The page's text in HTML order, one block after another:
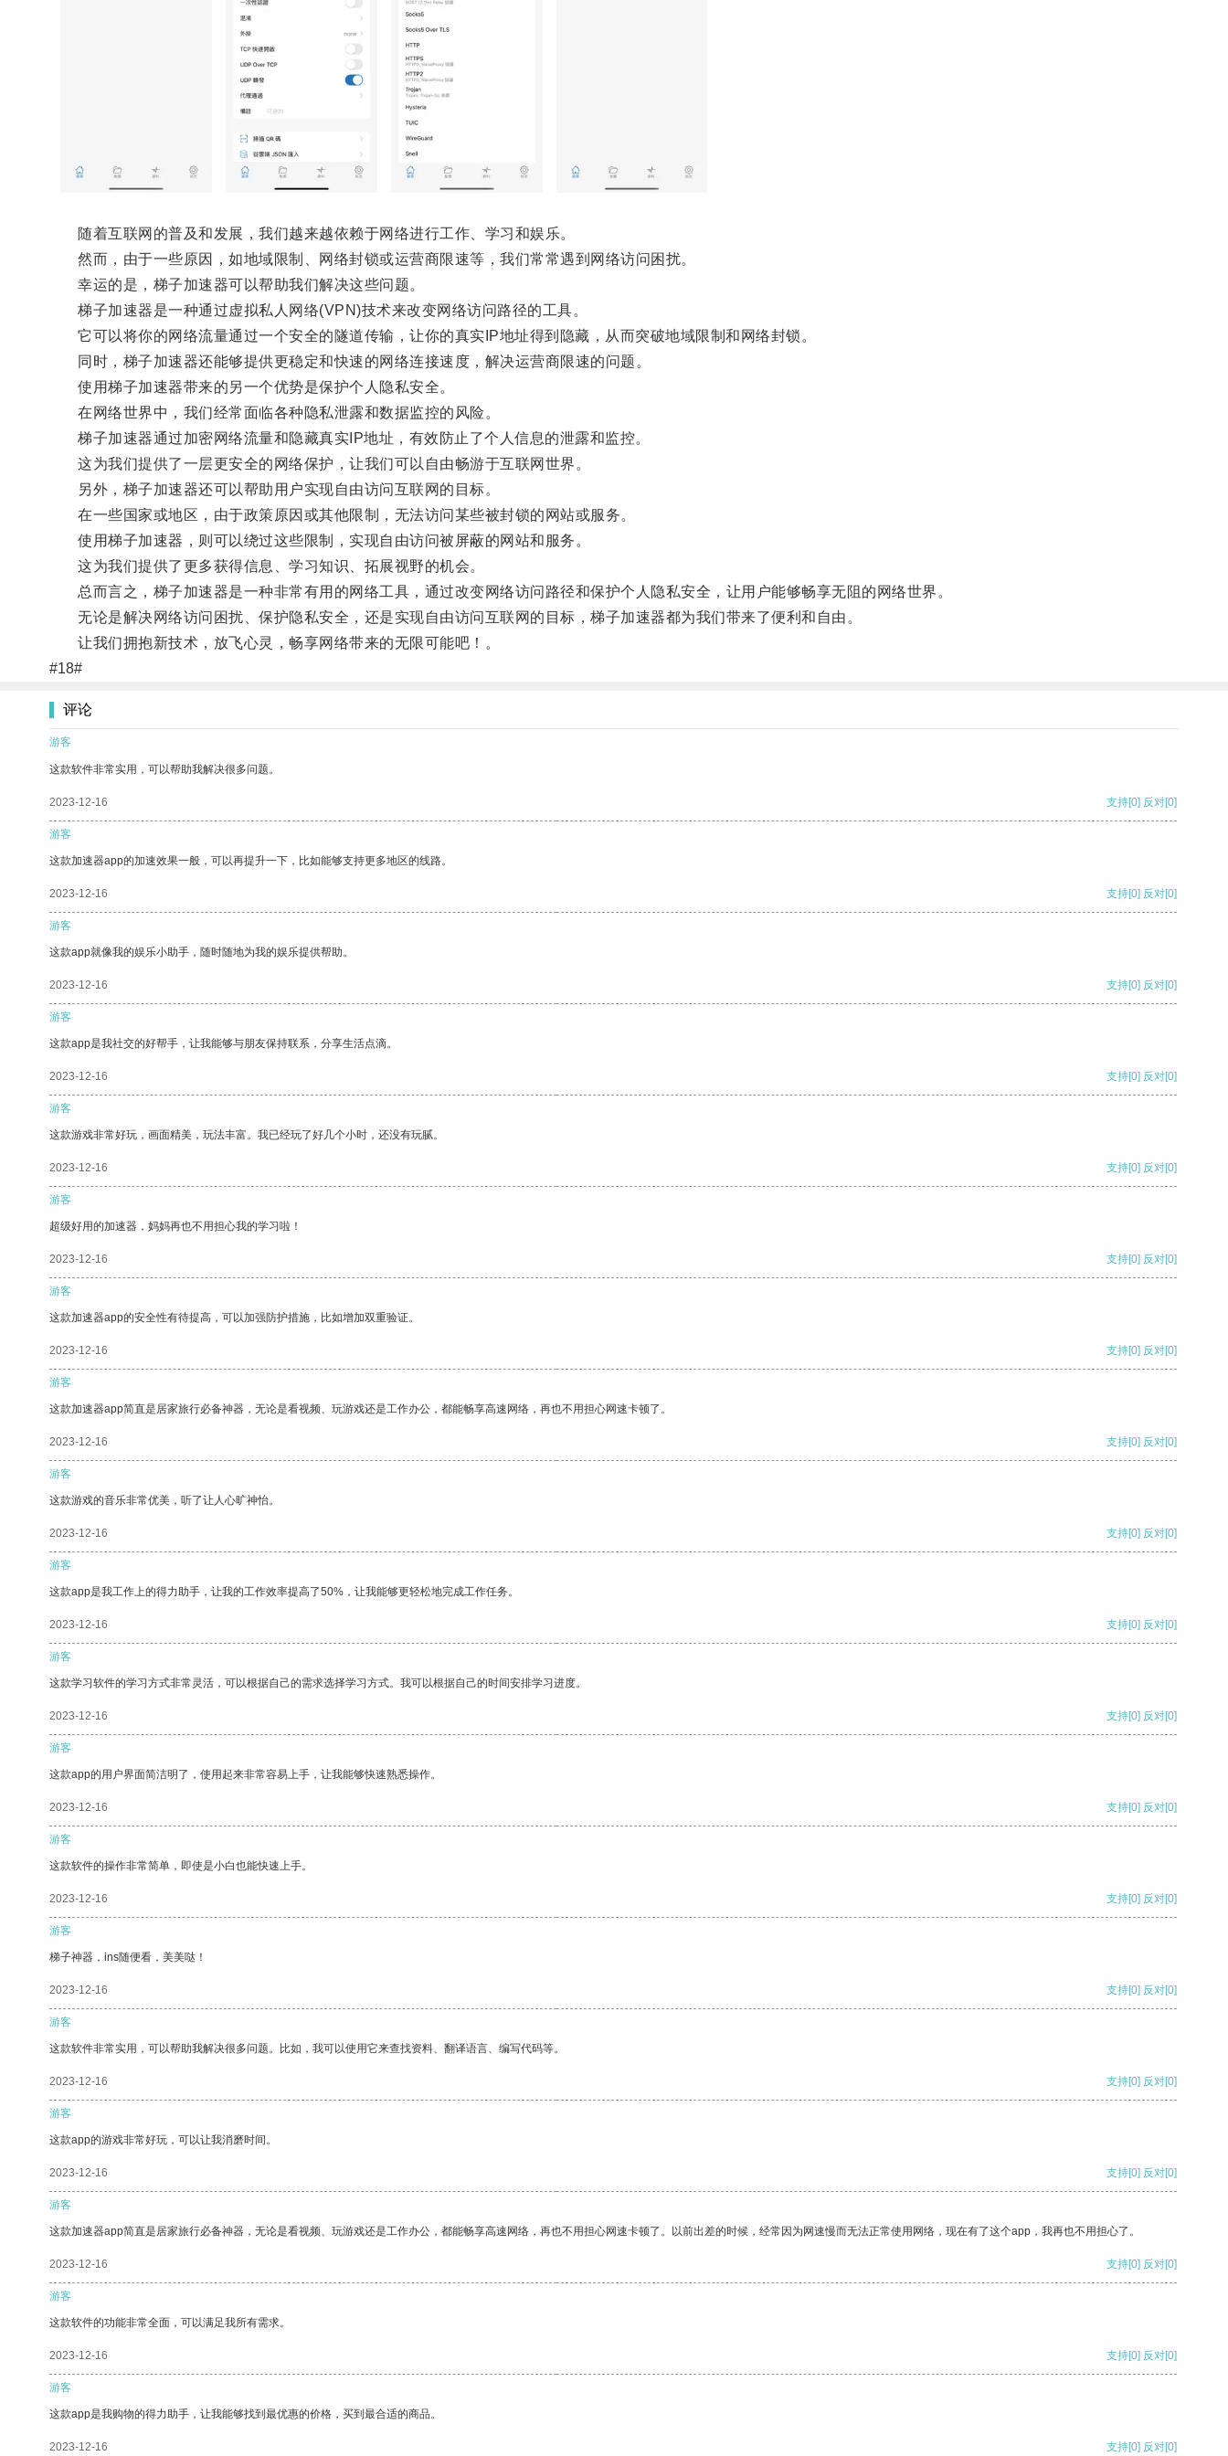
随着互联网的普及和发展，我们越来越依赖于网络进行工作、学习和娱乐。
然而，由于一些原因，如地域限制、网络封锁或运营商限速等，我们常常遇到网络访问困扰。
幸运的是，梯子加速器可以帮助我们解决这些问题。
梯子加速器是一种通过虚拟私人网络(VPN)技术来改变网络访问路径的工具。
它可以将你的网络流量通过一个安全的隧道传输，让你的真实IP地址得到隐藏，从而突破地域限制和网络封锁。
同时，梯子加速器还能够提供更稳定和快速的网络连接速度，解决运营商限速的问题。
使用梯子加速器带来的另一个优势是保护个人隐私安全。
在网络世界中，我们经常面临各种隐私泄露和数据监控的风险。
梯子加速器通过加密网络流量和隐藏真实IP地址，有效防止了个人信息的泄露和监控。
这为我们提供了一层更安全的网络保护，让我们可以自由畅游于互联网世界。
另外，梯子加速器还可以帮助用户实现自由访问互联网的目标。
在一些国家或地区，由于政策原因或其他限制，无法访问某些被封锁的网站或服务。
使用梯子加速器，则可以绕过这些限制，实现自由访问被屏蔽的网站和服务。
这为我们提供了更多获得信息、学习知识、拓展视野的机会。
总而言之，梯子加速器是一种非常有用的网络工具，通过改变网络访问路径和保护个人隐私安全，让用户能够畅享无阻的网络世界。
无论是解决网络访问困扰、保护隐私安全，还是实现自由访问互联网的目标，梯子加速器都为我们带来了便利和自由。
让我们拥抱新技术，放飞心灵，畅享网络带来的无限可能吧！。
#18#
评论
游客
这款软件非常实用，可以帮助我解决很多问题。
2023-12-16 支持[0] 反对[0]
游客
这款加速器app的加速效果一般，可以再提升一下，比如能够支持更多地区的线路。
2023-12-16 支持[0] 反对[0]
游客
这款app就像我的娱乐小助手，随时随地为我的娱乐提供帮助。
2023-12-16 支持[0] 反对[0]
游客
这款app是我社交的好帮手，让我能够与朋友保持联系，分享生活点滴。
2023-12-16 支持[0] 反对[0]
游客
这款游戏非常好玩，画面精美，玩法丰富。我已经玩了好几个小时，还没有玩腻。
2023-12-16 支持[0] 反对[0]
游客
超级好用的加速器，妈妈再也不用担心我的学习啦！
2023-12-16 支持[0] 反对[0]
游客
这款加速器app的安全性有待提高，可以加强防护措施，比如增加双重验证。
2023-12-16 支持[0] 反对[0]
游客
这款加速器app简直是居家旅行必备神器，无论是看视频、玩游戏还是工作办公，都能畅享高速网络，再也不用担心网速卡顿了。
2023-12-16 支持[0] 反对[0]
游客
这款游戏的音乐非常优美，听了让人心旷神怡。
2023-12-16 支持[0] 反对[0]
游客
这款app是我工作上的得力助手，让我的工作效率提高了50%，让我能够更轻松地完成工作任务。
2023-12-16 支持[0] 反对[0]
游客
这款学习软件的学习方式非常灵活，可以根据自己的需求选择学习方式。我可以根据自己的时间安排学习进度。
2023-12-16 支持[0] 反对[0]
游客
这款app的用户界面简洁明了，使用起来非常容易上手，让我能够快速熟悉操作。
2023-12-16 支持[0] 反对[0]
游客
这款软件的操作非常简单，即使是小白也能快速上手。
2023-12-16 支持[0] 反对[0]
游客
梯子神器，ins随便看，美美哒！
2023-12-16 支持[0] 反对[0]
游客
这款软件非常实用，可以帮助我解决很多问题。比如，我可以使用它来查找资料、翻译语言、编写代码等。
2023-12-16 支持[0] 反对[0]
游客
这款app的游戏非常好玩，可以让我消磨时间。
2023-12-16 支持[0] 反对[0]
游客
这款加速器app简直是居家旅行必备神器，无论是看视频、玩游戏还是工作办公，都能畅享高速网络，再也不用担心网速卡顿了。以前出差的时候，经常因为网速慢而无法正常使用网络，现在有了这个app，我再也不用担心了。
2023-12-16 支持[0] 反对[0]
游客
这款软件的功能非常全面，可以满足我所有需求。
2023-12-16 支持[0] 反对[0]
游客
这款app是我购物的得力助手，让我能够找到最优惠的价格，买到最合适的商品。
2023-12-16 支持[0] 反对[0]